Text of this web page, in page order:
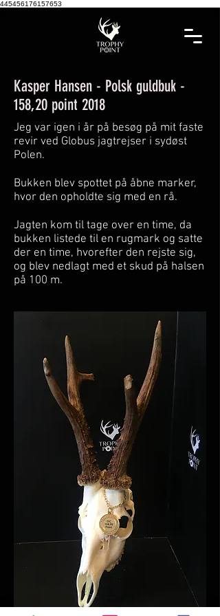
445456176157653
Kasper Hansen - Polsk guldbuk -
158,20 point 2018
Jeg var igen i år på besøg på mit faste
revir ved Globus jagtrejser i sydøst
Polen.
Bukken blev spottet på åbne marker,
hvor den opholdte sig med en rå.
Jagten kom til tage over en time, da
bukken listede til en rugmark og satte
der en time, hvorefter den rejste sig,
og blev nedlagt med et skud på halsen
på 100 m.